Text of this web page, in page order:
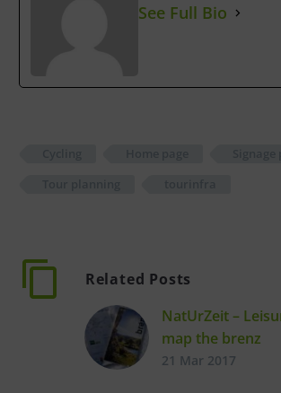
See Full Bio
Related Posts
NatUrZeit –
map the brenz
Simone Lacher
21 Mar 2017